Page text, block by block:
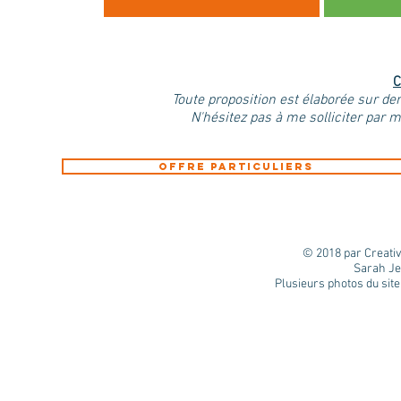
Toute proposition est élaborée sur
N'hésitez pas à me solliciter par
Offre Particuliers
© 2018 par
Sarah
Plusieurs photos du